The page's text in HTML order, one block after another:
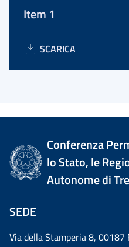
Item 1
SCARICA
Conferenza
lo Stato, le
Autonome di
SEDE
Via della Stamperia 8, 00187